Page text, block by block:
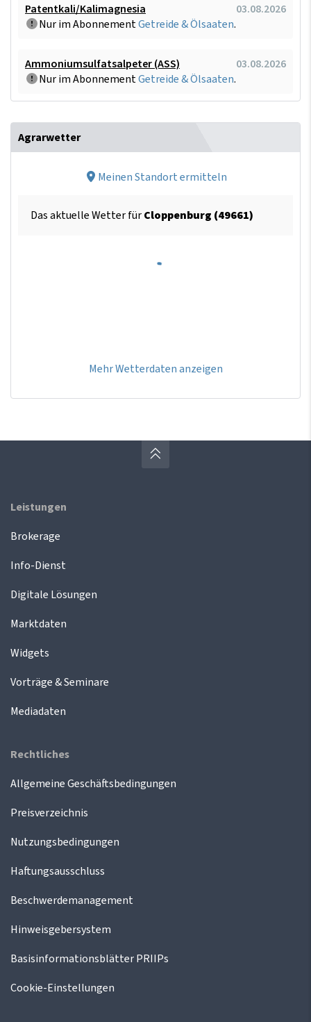
Patentkali/Kalimagnesia
03.08.2026
Nur im AbonnementGetreide & Ölsaaten.
Ammoniumsulfatsalpeter (ASS)
03.08.2026
Nur im AbonnementGetreide & Ölsaaten.
Agrarwetter
Meinen Standort ermitteln
Das aktuelle Wetter fürCloppenburg (49661)
Mehr Wetterdaten anzeigen
Leistungen
Brokerage
Info-Dienst
Digitale Lösungen
Marktdaten
Widgets
Vorträge & Seminare
Mediadaten
Rechtliches
Allgemeine Geschäftsbedingungen
Preisverzeichnis
Nutzungsbedingungen
Haftungsausschluss
Beschwerdemanagement
Hinweisgebersystem
Basisinformationsblätter PRIIPs
Cookie-Einstellungen